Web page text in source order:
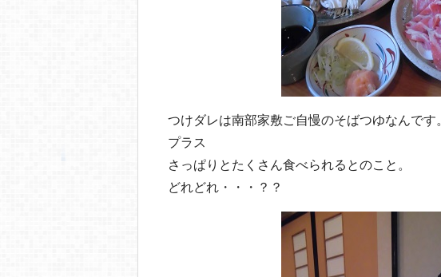
つけダレは南部家敷ご自慢のそばつゆなんで
プラス
さっぱりとたくさん食べられるとのこと。
どれどれ・・・？？